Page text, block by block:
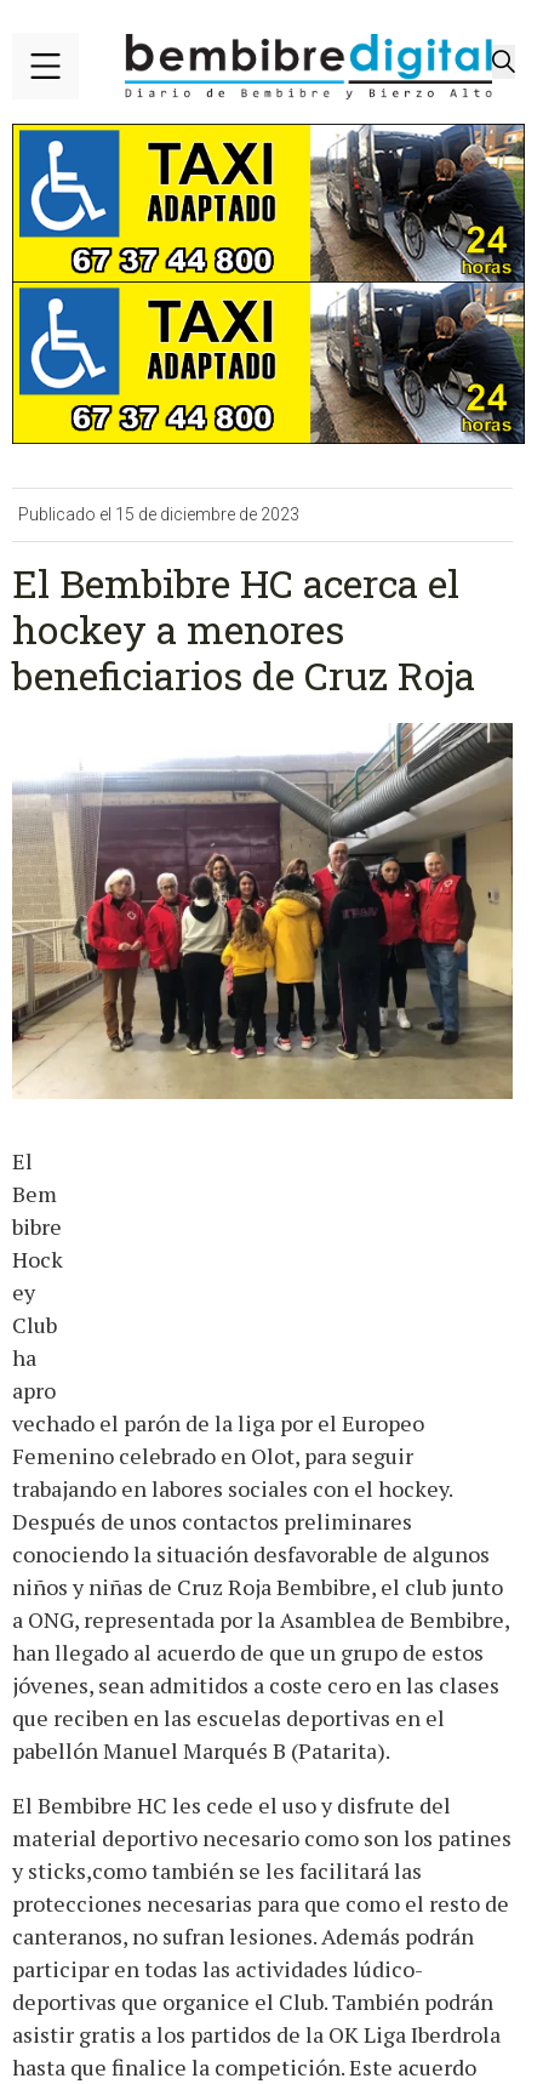
Publicado el 15 de diciembre de 2023
El Bembibre HC acerca el
hockey a menores
beneficiarios de Cruz Roja
El
Bem
bibre
Hock
ey
Club
ha
apro
vechado el parón de la liga por el Europeo
Femenino celebrado en Olot, para seguir
trabajando en labores sociales con el hockey.
Después de unos contactos preliminares
conociendo la situación desfavorable de algunos
niños y niñas de Cruz Roja Bembibre, el club junto
a ONG, representada por la Asamblea de Bembibre,
han llegado al acuerdo de que un grupo de estos
jóvenes, sean admitidos a coste cero en las clases
que reciben en las escuelas deportivas en el
pabellón Manuel Marqués B (Patarita).
El Bembibre HC les cede el uso y disfrute del
material deportivo necesario como son los patines
y sticks,como también se les facilitará las
protecciones necesarias para que como el resto de
canteranos, no sufran lesiones. Además podrán
participar en todas las actividades lúdico-
deportivas que organice el Club. También podrán
asistir gratis a los partidos de la OK Liga Iberdrola
hasta que finalice la competición. Este acuerdo